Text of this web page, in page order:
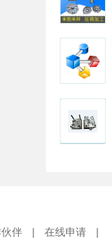
伴 | 在线申请 |